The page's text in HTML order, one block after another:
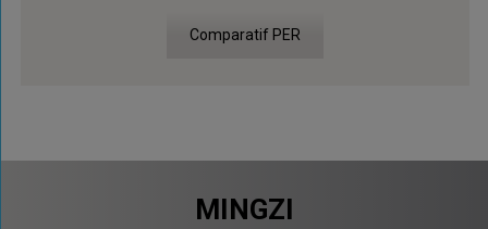
Comparatif PER
MINGZI